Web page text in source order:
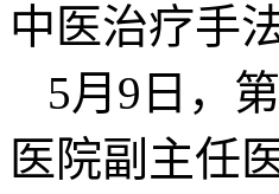
中医治疗手法
5月9日，
医院副主任